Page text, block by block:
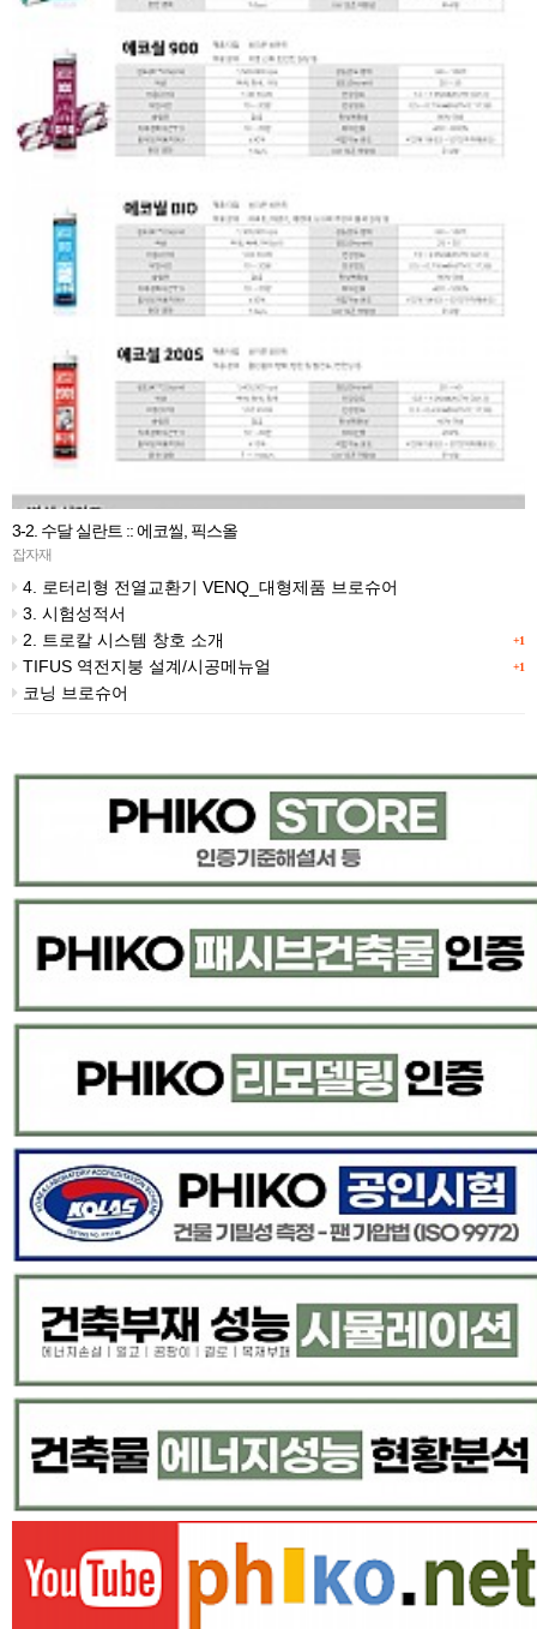
3-2. 수달 실란트 :: 에코씰, 픽스올
잡자재
4. 로터리형 전열교환기 VENQ_대형제품 브로슈어
3. 시험성적서
+1
2. 트로칼 시스템 창호 소개
+1
TIFUS 역전지붕 설계/시공메뉴얼
코닝 브로슈어